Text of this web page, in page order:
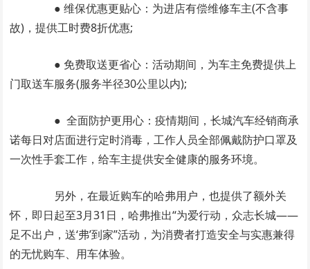
● 维保优惠更贴心：为进店有偿维修车主(不含事
故)，提供工时费8折优惠;
● 免费取送更省心：活动期间，为车主免费提供上
门取送车服务(服务半径30公里以内);
● 全面防护更用心：疫情期间，长城汽车经销商承
诺每日对店面进行定时消毒，工作人员全部佩戴防护口罩及
一次性手套工作，给车主提供安全健康的服务环境。
另外，在最近购车的哈弗用户，也提供了额外关
怀，即日起至3月31日，哈弗推出“为爱行动，众志长城——
足不出户，送‘弗’到家”活动，为消费者打造安全与实惠兼得
的无忧购车、用车体验。